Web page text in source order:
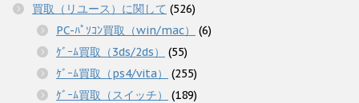
買取（リユース）に関して (526)
PC-ﾊﾟｿｺﾝ買取（win/mac）
(6)
ｹﾞｰﾑ買取（3ds/2ds）
(55)
ｹﾞｰﾑ買取（ps4/vita）
(255)
ｹﾞｰﾑ買取（スイッチ）
(189)